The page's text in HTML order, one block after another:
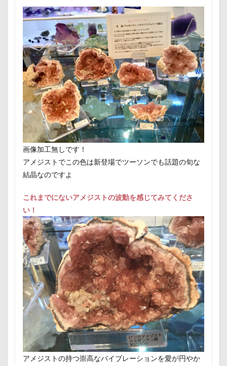
画像加工無しです！
アメジストでこの色は新登場でツーソンでも話題の旬な
結晶なのですよ
これまでにないアメジストの波動を感じてみてくださ
い！
アメジストの持つ崇高なバイブレーションを愛が円やか